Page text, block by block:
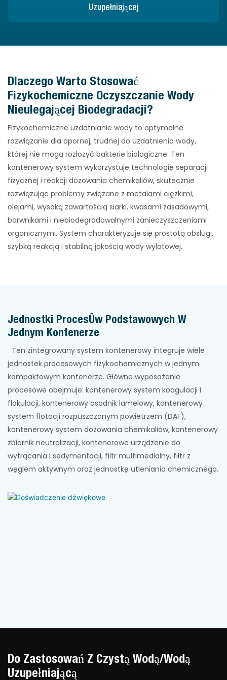
Uzupełniającej
Dlaczego Warto Stosować
Fizykochemiczne Oczyszczanie Wody
Nieulegającej Biodegradacji?
Fizykochemiczne uzdatnianie wody to optymalne
rozwiązanie dla opornej, trudnej do uzdatnienia wody,
której nie mogą rozłożyć bakterie biologiczne. Ten
kontenerowy system wykorzystuje technologię separacji
fizycznej i reakcji dozowania chemikaliów, skutecznie
rozwiązując problemy związane z metalami ciężkimi,
olejami, wysoką zawartością siarki, kwasami zasadowymi,
barwnikami i niebiodegradowalnymi zanieczyszczeniami
organicznymi. System charakteryzuje się prostotą obsługi,
szybką reakcją i stabilną jakością wody wylotowej.
Jednostki Procesów Podstawowych W
Jednym Kontenerze
Ten zintegrowany system kontenerowy integruje wiele
jednostek procesowych fizykochemicznych w jednym
kompaktowym kontenerze. Główne wyposażenie
procesowe obejmuje: kontenerowy system koagulacji i
flokulacji, kontenerowy osadnik lamelowy, kontenerowy
system flotacji rozpuszczonym powietrzem (DAF),
kontenerowy system dozowania chemikaliów, kontenerowy
zbiornik neutralizacji, kontenerowe urządzenie do
wytrącania i sedymentacji, filtr multimedialny, filtr z
węglem aktywnym oraz jednostkę utleniania chemicznego.
Do Zastosowań Z Czystą Wodą/wodą
Uzupełniającą